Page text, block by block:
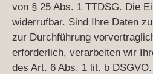
von § 25 Abs. 1 TTDSG. Die
widerrufbar. Sind Ihre Daten
zur Durchführung
erforderlich, verarbeiten wir
des Art. 6 Abs. 1 lit. b